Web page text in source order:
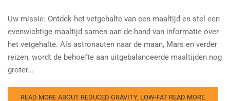
Uw missie: Ontdek het vetgehalte van een maaltijd en stel een
evenwichtige maaltijd samen aan de hand van informatie over
het vetgehalte. Als astronauten naar de maan, Mars en verder
reizen, wordt de behoefte aan uitgebalanceerde maaltijden nog
groter...
READ MORE ABOUT REDUCED GRAVITY, LOW-FAT READ MORE